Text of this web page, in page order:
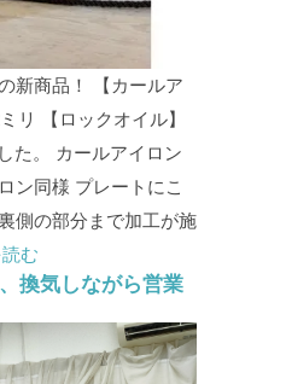
新商品！ 【カールア
リ 【ロックオイル】
た。 カールアイロン
ン同様 プレートにこ
側の部分まで加工が施
む
換気しながら営業